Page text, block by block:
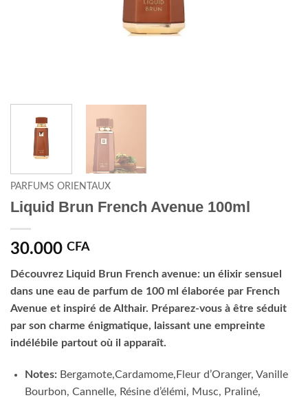
PARFUMS ORIENTAUX
Liquid Brun French Avenue 100ml
30.000 CFA
Découvrez Liquid Brun French avenue: un élixir sensuel
dans une eau de parfum de 100 ml élaborée par French
Avenue et inspiré de Althair. Préparez-vous à être séduit
par son charme énigmatique, laissant une empreinte
indélébile partout où il apparaît.
Notes:Bergamote,Cardamome,Fleur d’Oranger, Vanille
Bourbon, Cannelle, Résine d’élémi, Musc, Praliné,